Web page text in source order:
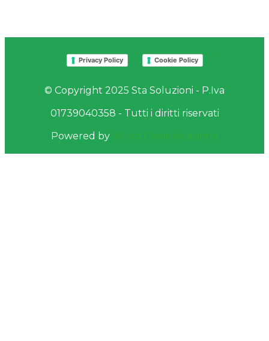
Privacy Policy Cookie Policy
© Copyright 2025 Sta Soluzioni - P.Iva
01739040358 - Tutti i diritti riservati
Powered by Yucca Comunicazione